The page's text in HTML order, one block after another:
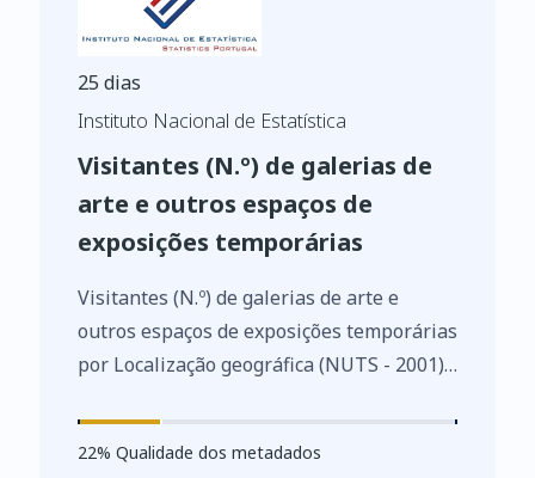
25 dias
Instituto Nacional de Estatística
Visitantes (N.º) de galerias de
arte e outros espaços de
exposições temporárias
Visitantes (N.º) de galerias de arte e
outros espaços de exposições temporárias
por Localização geográfica (NUTS - 2001);
e outros espaços de exposições
temporárias
22%
22% Qualidade dos metadados